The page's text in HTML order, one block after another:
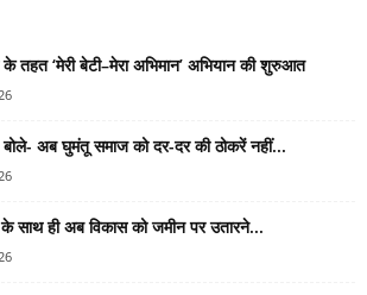
के तहत ‘मेरी बेटी–मेरा अभिमान’ अभियान की शुरुआत
बोले- अब घुमंतू समाज को दर-दर की ठोकरें नहीं...
साथ ही अब विकास को जमीन पर उतारने...